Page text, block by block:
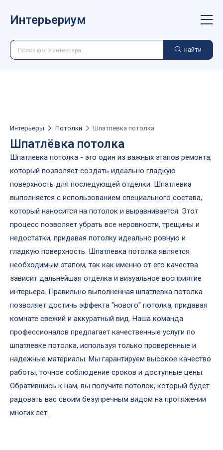
Интерьериум
найти
Интерьеры Потолки Шпатлёвка потолка
Шпатлёвка потолка
Шпатлевка потолка - это один из важных этапов ремонта,
который позволяет создать идеально гладкую
поверхность для последующей отделки. Шпатлевка
выполняется с использованием специального состава,
который наносится на потолок и выравнивается. Этот
процесс позволяет убрать все неровности, трещины и
недостатки, придавая потолку идеально ровную и
гладкую поверхность. Шпатлевка потолка является
необходимым этапом, так как именно от его качества
зависит дальнейшая отделка и визуальное восприятие
интерьера. Правильно выполненная шпатлевка потолка
позволяет достичь эффекта "нового" потолка, придавая
комнате свежий и аккуратный вид. Наша команда
профессионалов предлагает качественные услуги по
шпатлевке потолка, используя только проверенные и
надежные материалы. Мы гарантируем высокое качество
работы, точное соблюдение сроков и доступные цены.
Обратившись к нам, вы получите потолок, который будет
радовать вас своим безупречным видом на протяжении
многих лет.